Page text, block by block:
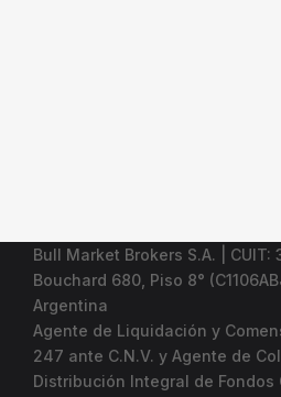
Bull Market Brokers S.A. |
Bouchard 680, Piso 8°
Argentina
Agente de Liquidación y
247 ante C.N.V. y Agente de
Distribución Integral de Fondos